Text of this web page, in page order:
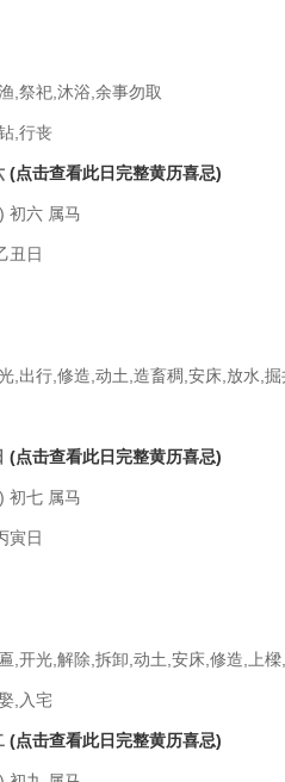
,祭祀,沐浴,余事勿取
,行丧
(点击查看此日完整黄历喜忌)
六 属马
丑日
,出行,修造,动土,造畜稠,安床,放水,
(点击查看此日完整黄历喜忌)
七 属马
寅日
,开光,解除,拆卸,动土,安床,修造,上
,入宅
(点击查看此日完整黄历喜忌)